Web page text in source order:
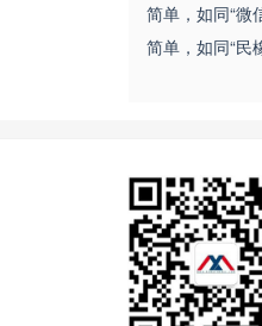
简单，如同“微
简单，如同“民